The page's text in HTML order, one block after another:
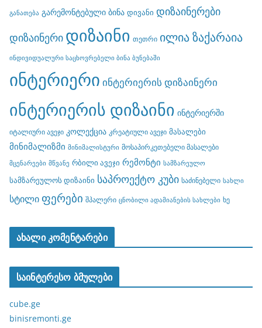
განათება გარემონტებული ბინა დივანი დიზაინერები
დიზაინერი დიზაინი თეთრი ილია ზაქარაია
ინდივიდუალური საცხოვრებელი ბინა ბუნებაში
ინტერიერი ინტერიერის დიზაინერი
ინტერიერის დიზაინი ინტერიერში
იტალიური ავეჯი კოლექცია კრეატიული ავეჯი მასალები
მინიმალიზმი მინიმალისტური მოსაპირკეთებელი მასალები
მცენარეები მწვანე რბილი ავეჯი რემონტი სამზარეულო
სამზარეულოს დიზაინი საპროექტო კუბი საძინებელი სახლი
სტილი ფერები შპალერი ცნობილი ადამიანების სახლები ხე
ახალი კომენტარები
საინტერესო ბმულები
cube.ge
binisremonti.ge